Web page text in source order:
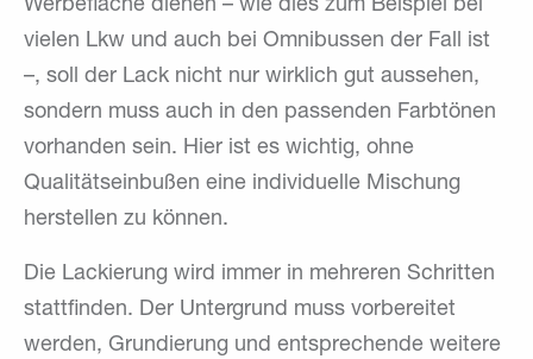
Werbefläche dienen – wie dies zum Beispiel bei
vielen Lkw und auch bei Omnibussen der Fall ist
–, soll der Lack nicht nur wirklich gut aussehen,
sondern muss auch in den passenden Farbtönen
vorhanden sein. Hier ist es wichtig, ohne
Qualitätseinbußen eine individuelle Mischung
herstellen zu können.
Die Lackierung wird immer in mehreren Schritten
stattfinden. Der Untergrund muss vorbereitet
werden, Grundierung und entsprechende weitere